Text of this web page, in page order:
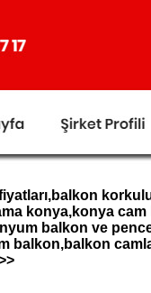
konya,konya
balkon ve
balkon,balkon